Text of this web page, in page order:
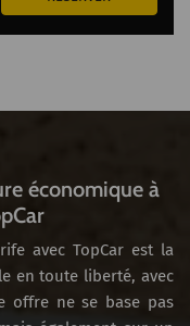
économique à
avec TopCar est la
en toute liberté, avec
offre ne se base pas